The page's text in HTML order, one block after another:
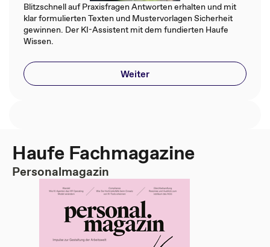
Blitzschnell auf Praxisfragen Antworten erhalten und mit
klar formulierten Texten und Mustervorlagen Sicherheit
gewinnen. Der KI-Assistent mit dem fundierten Haufe
Wissen.
Weiter
Haufe Fachmagazine
Personalmagazin